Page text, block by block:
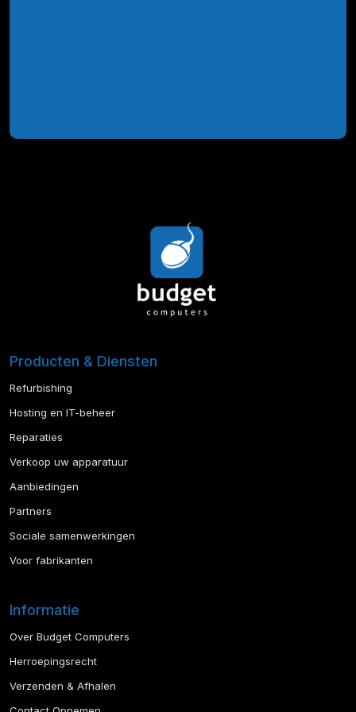
Producten & Diensten
Refurbishing
Hosting en IT-beheer
Reparaties
Verkoop uw apparatuur
Aanbiedingen
Partners
Sociale samenwerkingen
Voor fabrikanten
Informatie
Over Budget Computers
Herroepingsrecht
Verzenden & Afhalen